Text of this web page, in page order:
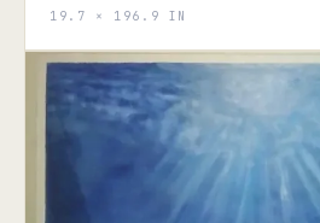
19.7 × 196.9 IN